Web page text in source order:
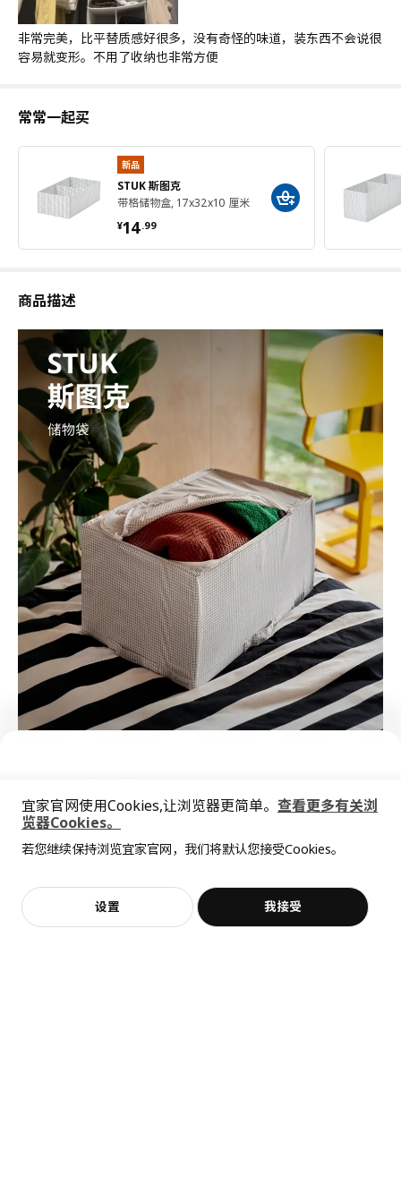
非常完美，比平替质感好很多，没有奇怪的味道，装东西不会说很
容易就变形。不用了收纳也非常方便
常常一起买
新品
STUK 斯图克
带格储物盒, 17x32x10 厘米
¥14.99
¥ 14.99
商品描述
抱歉，该商品在所选地区暂时缺货。
客服
加入购物袋 立即购买
价格透明，设计专业，现货供应
不，谢谢 立即预约
宜家官网使用Cookies,让浏览器更简单。 查看更多有关浏
览器Cookies。
若您继续保持浏览宜家官网，我们将默认您接受Cookies。
设置 我接受